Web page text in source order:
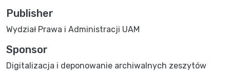
Publisher
Wydział Prawa i Administracji UAM
Sponsor
Digitalizacja i deponowanie archiwalnych zeszytów